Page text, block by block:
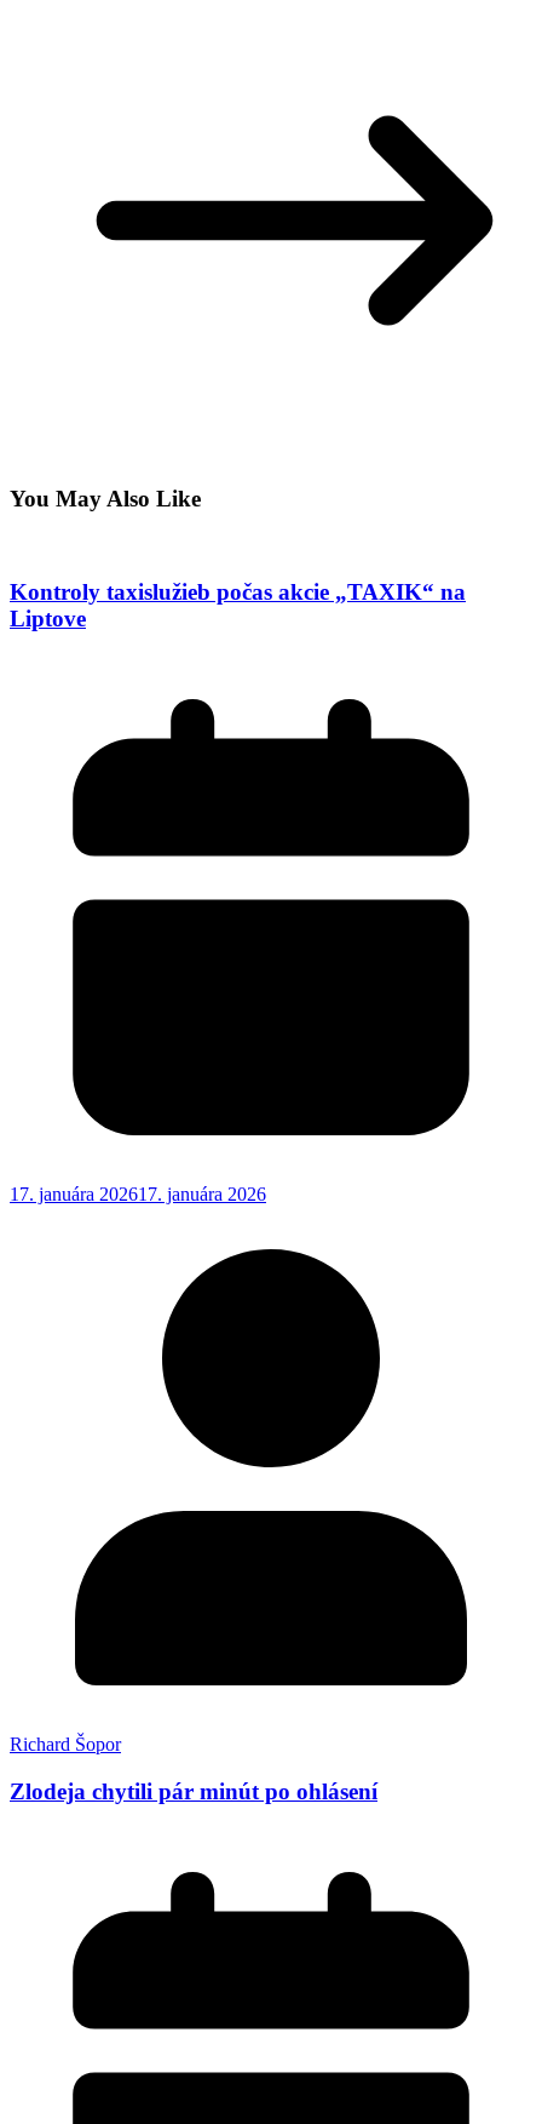
You May Also Like
Kontroly taxislužieb počas akcie „TAXIK“ na
Liptove
17. januára 202617. januára 2026
Richard Šopor
Zlodeja chytili pár minút po ohlásení